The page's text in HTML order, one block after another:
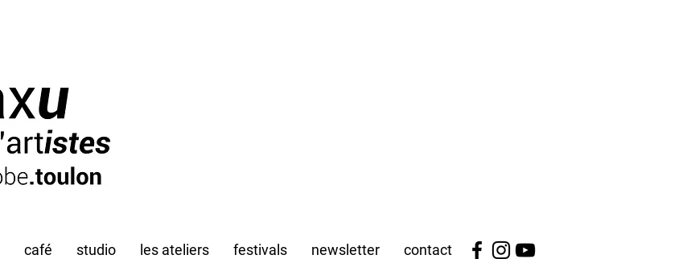
café studio les ateliers festivals newsletter contact